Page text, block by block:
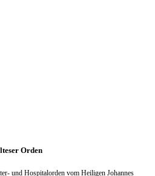
Orden
und Hospitalorden vom Heiligen Johannes